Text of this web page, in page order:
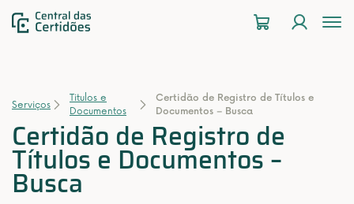
Serviços
Titulos e
Documentos
Certidão de Registro de Títulos e
Documentos – Busca
Certidão de Registro de
Títulos e Documentos –
Busca